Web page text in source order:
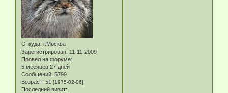
Откуда: г.Москва
Зарегистрирован: 11-11-2009
Провел на форуме:
5 месяцев 27 дней
Сообщений: 5799
Возраст: 51 [1975-02-06]
Последний визит: